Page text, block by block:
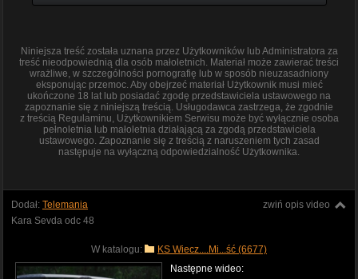
Niniejsza treść została uznana przez Użytkowników lub Administratora za
treść nieodpowiednią dla osób małoletnich. Materiał może zawierać treści
wrażliwe, w szczególności pornografię lub w sposób nieuzasadniony
eksponując przemoc. Aby obejrzeć materiał Użytkownik musi mieć
ukończone 18 lat lub posiadać zgodę przedstawiciela ustawowego na
zapoznanie się z niniejszą treścią. Usługodawca zastrzega, że zgodnie
z treścią Regulaminu, Użytkownikiem Serwisu może być wyłącznie osoba
pełnoletnia lub małoletnia działającą za zgodą przedstawiciela
ustawowego. Zapoznanie się z treścią z naruszeniem tych zasad
następuje na wyłączną odpowiedzialność Użytkownika.
zwiń opis video
Dodał: Telemania
Kara Sevda odc 48
W katalogu: KS Wiecz....Mi...ść (6677)
Następne wideo: